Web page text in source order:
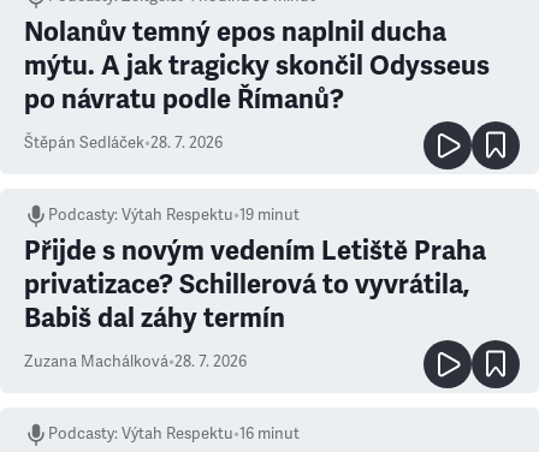
Nolanův temný epos naplnil ducha
mýtu. A jak tragicky skončil Odysseus
po návratu podle Římanů?
Štěpán Sedláček•28. 7. 2026
Podcasty:Výtah Respektu•19 minut
Přijde s novým vedením Letiště Praha
privatizace? Schillerová to vyvrátila,
Babiš dal záhy termín
Zuzana Machálková•28. 7. 2026
Podcasty:Výtah Respektu•16 minut